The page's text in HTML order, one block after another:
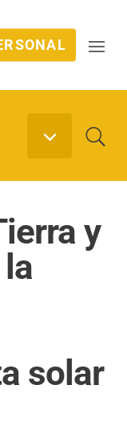
y
solar